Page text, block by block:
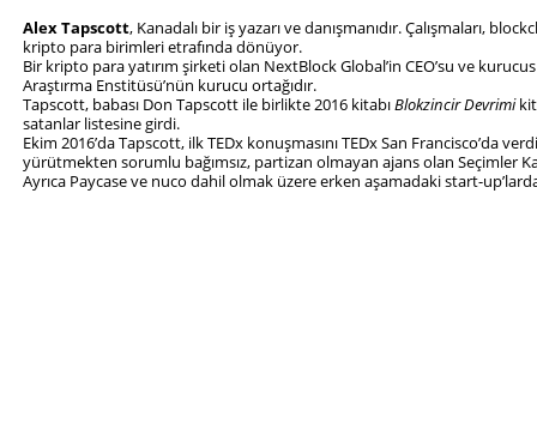
Alex Tapscott, Kanadalı bir iş yazarı ve danışmanıdır. Çalışmaları,
kripto para birimleri etrafında dönüyor.
Bir kripto para yatırım şirketi olan NextBlock Global’in CEO’su ve
Araştırma Enstitüsü’nün kurucu ortağıdır.
Tapscott, babası Don Tapscott ile birlikte 2016 kitabıBlokzincir Devrimi
satanlar listesine girdi.
Ekim 2016’da Tapscott, ilk TEDx konuşmasını TEDx San Francisco’da
yürütmekten sorumlu bağımsız, partizan olmayan ajans olan Seçimler
Ayrıca Paycase ve nuco dahil olmak üzere erken aşamadaki start-